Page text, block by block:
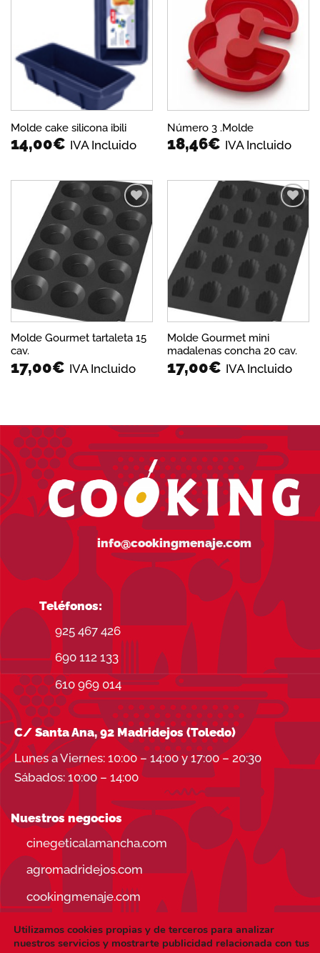
Añadir
a la
lista de
deseos
Molde cake silicona ibili
14,00€ IVA Incluido
Añadir
a la
lista de
deseos
Número 3 .Molde
18,46€ IVA Incluido
Añadir
a la
lista de
deseos
Molde Gourmet tartaleta 15
cav.
17,00€ IVA Incluido
Añadir
a la
lista de
deseos
Molde Gourmet mini
madalenas concha 20 cav.
17,00€ IVA Incluido
info@cookingmenaje.com
Teléfonos:
925 467 426
690 112 133
610 969 014
C/ Santa Ana, 92 Madridejos (Toledo)
Lunes a Viernes: 10:00 – 14:00 y 17:00 – 20:30
Sábados: 10:00 – 14:00
Nuestros negocios
cinegeticalamancha.com
agromadridejos.com
cookingmenaje.com
Utilizamos cookies propias y de terceros para analizar
nuestros servicios y mostrarte publicidad relacionada con tus